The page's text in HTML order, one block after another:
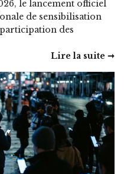
le lancement officiel
de sensibilisation
des
Lire la suite ➞